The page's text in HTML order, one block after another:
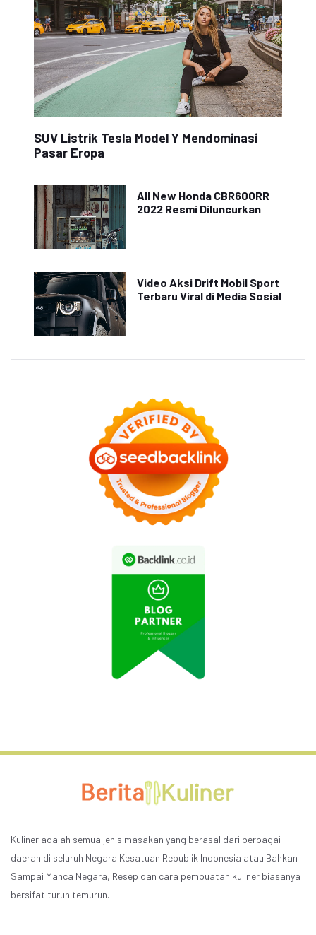
SUV Listrik Tesla Model Y Mendominasi
Pasar Eropa
All New Honda CBR600RR
2022 Resmi Diluncurkan
Video Aksi Drift Mobil Sport
Terbaru Viral di Media Sosial
Kuliner adalah semua jenis masakan yang berasal dari berbagai
daerah di seluruh Negara Kesatuan Republik Indonesia atau Bahkan
Sampai Manca Negara, Resep dan cara pembuatan kuliner biasanya
bersifat turun temurun.